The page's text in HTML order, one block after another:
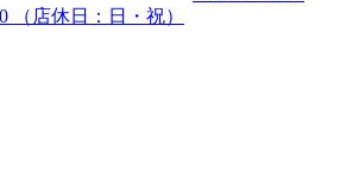
（店休日：日・祝）